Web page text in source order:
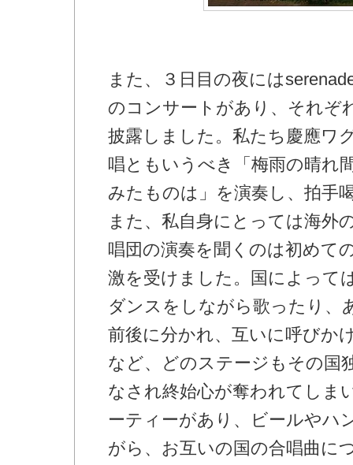
また、３日目の夜には
のコンサートがあり、それぞ
披露しました。私たち慶應ワ
唱ともいうべき「梅雨の晴れ
みたものは」を演奏し、拍手
また、私自身にとっては海外
唱団の演奏を聞くのは初めて
激を受けました。国によって
ダンスをしながら歌ったり、
前後に分かれ、互いに呼びか
など、どのステージもその国
なされ終始心が奪われてしま
ーティーがあり、ビールやハ
がら、お互いの国の合唱曲に